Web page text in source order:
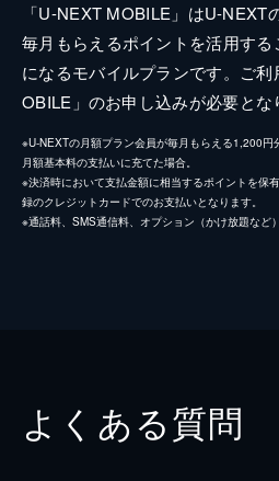
「U-NEXT MOBILE」はU-NEXT
毎月もらえるポイントを活用す
になるモバイルプランです。ご
OBILE」のお申し込みが必要とな
※U-NEXTの月額プラン会員が毎月もらえる1,200
月額基本料の支払いに充てた場合。
※決済時において支払金額に相当するポイントを保
録のクレジットカードでのお支払いとなります。
※通話料、SMS通信料、オプション（かけ放題など
よくある質問